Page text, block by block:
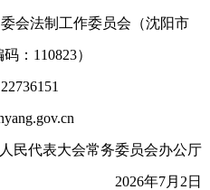
法制工作委员会（沈阳市
：110823）
民代表大会常务委员会办公厅
2026年7月2日